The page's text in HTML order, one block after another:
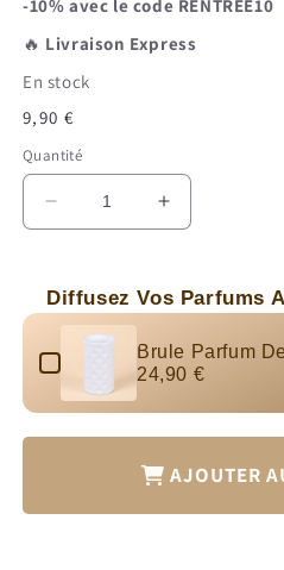
-10% avec le code RENTREE10
🔥 Livraison Express
En stock
Prix
habituel
9,90 €
Quantité
Réduire
la
de
Fondant
Parfumé
Cola
Snapbar
Augmenter
la
de
Fondant
Cola
Snapbar
Diffusez Vos Parfums
Use the Previous and Next
Brule Parfum
24,90 €
AJOUTER